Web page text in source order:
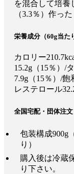
を混合して培養
（3.3％）作っ
栄養成分（60g当た
カロリー
15.2g（15％）/
7.9g（15％）/飽
レステロール
全国宅配・団体注文
包装構成900g
り）
購入後は冷蔵
り下さい。